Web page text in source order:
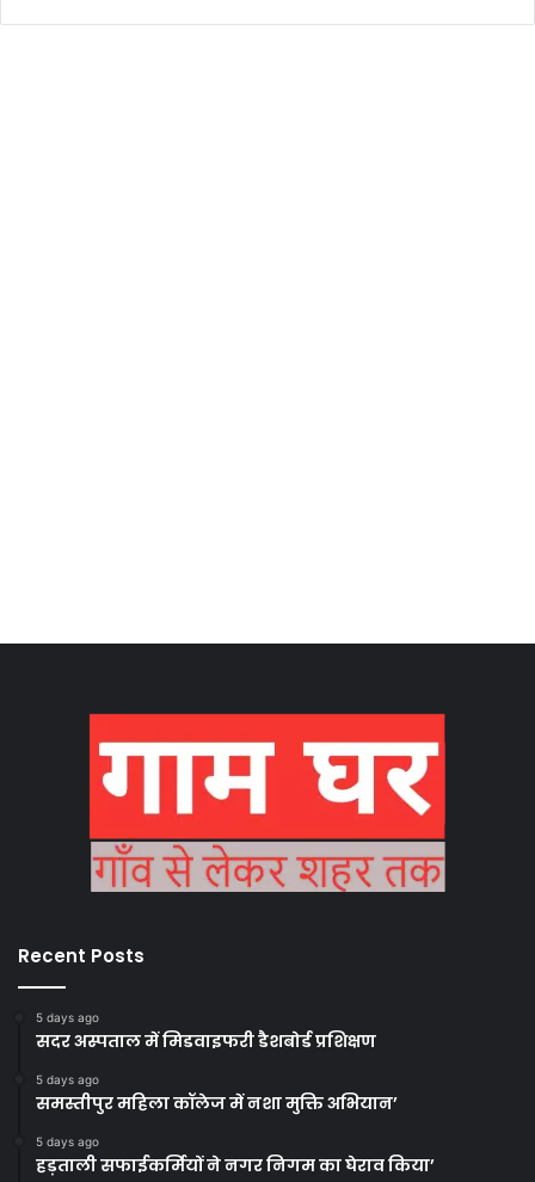
Recent Posts
5 days ago
सदर अस्पताल में मिडवाइफरी डैशबोर्ड प्रशिक्षण
5 days ago
समस्तीपुर महिला कॉलेज में नशा मुक्ति अभियान’
5 days ago
हड़ताली सफाईकर्मियों ने नगर निगम का घेराव किया’